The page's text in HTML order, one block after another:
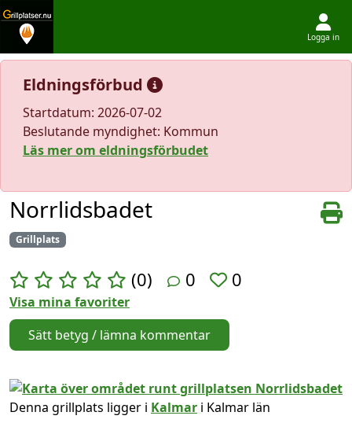
Hoppa till innehållet
Logga in
Eldningsförbud
Startdatum: 2026-07-02
Beslutande myndighet: Kommun
Läs mer om eldningsförbudet
Norrlidsbadet
Grillplats
(0) 0 0
Visa mina favoriter
Sätt betyg / lämna kommentar
Denna grillplats ligger i Kalmar i Kalmar län